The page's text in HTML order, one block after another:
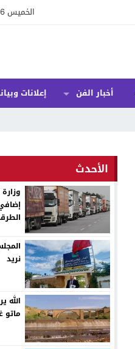
الخميس 6 أغسطس 2026 - 3:46 صباحًا
أخبار الفن
إعلانات
الأحدث
نريد
الله
ماتو